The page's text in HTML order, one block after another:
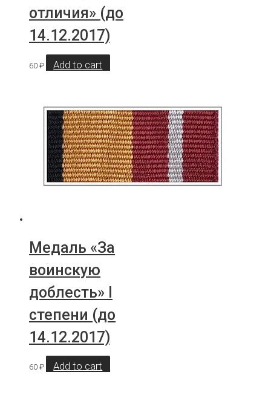
отличия» (до
14.12.2017)
60 ₽ Add to cart
Медаль «За
воинскую
доблесть» I
степени (до
14.12.2017)
60 ₽ Add to cart